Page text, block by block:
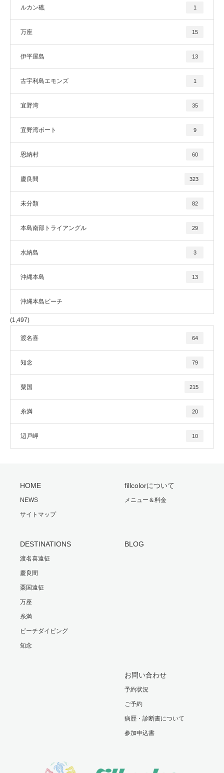
ルカン礁 1
万座 15
伊平屋島 13
古宇利島エモンズ 1
宜野湾 35
宜野湾ボート 9
恩納村 60
慶良間 323
未分類 82
本島南部トライアングル 29
水納島 3
沖縄本島 13
沖縄本島ビーチ
(1,497)
渡名喜 64
知念 79
粟国 215
糸満 20
辺戸岬 10
HOME
NEWS
サイトマップ
fillcolorについて
メニュー＆料金
DESTINATIONS
渡名喜遠征
慶良間
粟国遠征
万座
糸満
ビーチダイビング
知念
BLOG
お問い合わせ
予約状況
ご予約
病歴・診断書について
参加申込書